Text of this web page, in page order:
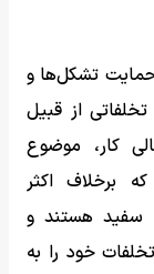
تشکل‌ها و
از قبیل
کار، موضوع
برخلاف اکثر
سفید هستند و
خود را به